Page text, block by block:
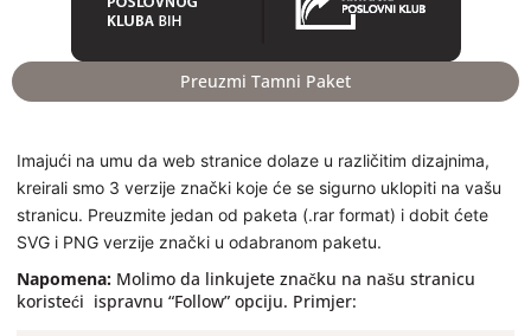
Preuzmi Tamni Paket
Imajući na umu da web stranice dolaze u različitim dizajnima,
kreirali smo 3 verzije znački koje će se sigurno uklopiti na vašu
stranicu. Preuzmite jedan od paketa (.rar format) i dobit ćete
SVG i PNG verzije znački u odabranom paketu.
Napomena: Molimo da linkujete značku na našu stranicu
koristeći ispravnu “Follow” opciju. Primjer: